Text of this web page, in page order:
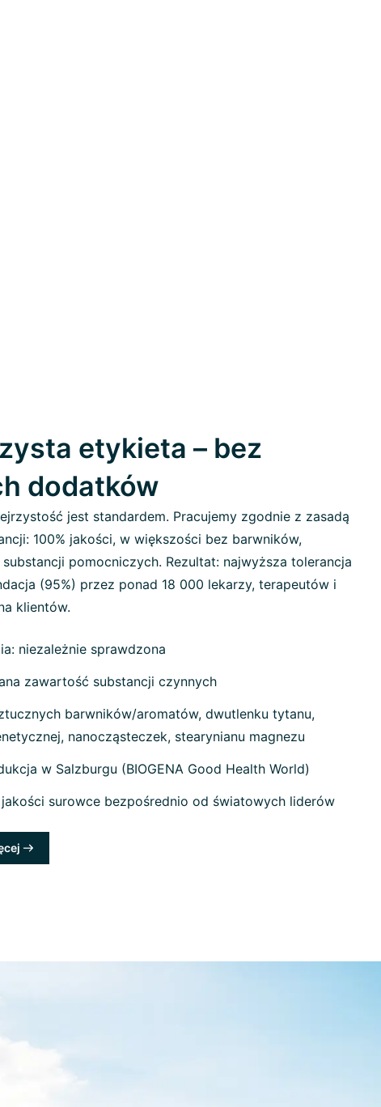
etykieta – bez
dodatków
jest standardem. Pracujemy zgodnie z zasadą
100% jakości, w większości bez barwników,
pomocniczych. Rezultat: najwyższa tolerancja
(95%) przez ponad 18 000 lekarzy, terapeutów i
klientów.
niezależnie sprawdzona
zawartość substancji czynnych
barwników/aromatów, dwutlenku tytanu,
nanocząsteczek, stearynianu magnezu
w Salzburgu (BIOGENA Good Health World)
surowce bezpośrednio od światowych liderów